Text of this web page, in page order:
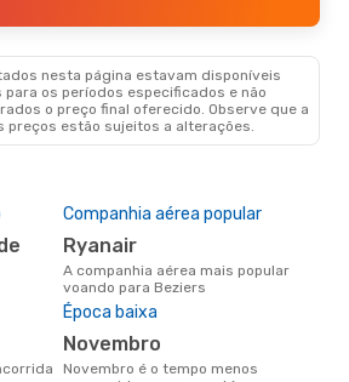
nesta página estavam disponíveis
os períodos especificados e não
o preço final oferecido. Observe que a
preços estão sujeitos a alterações.
Companhia aérea popular
Ryanair
A companhia aérea mais popular
voando para Beziers
Época baixa
novembro
novembro é o tempo menos